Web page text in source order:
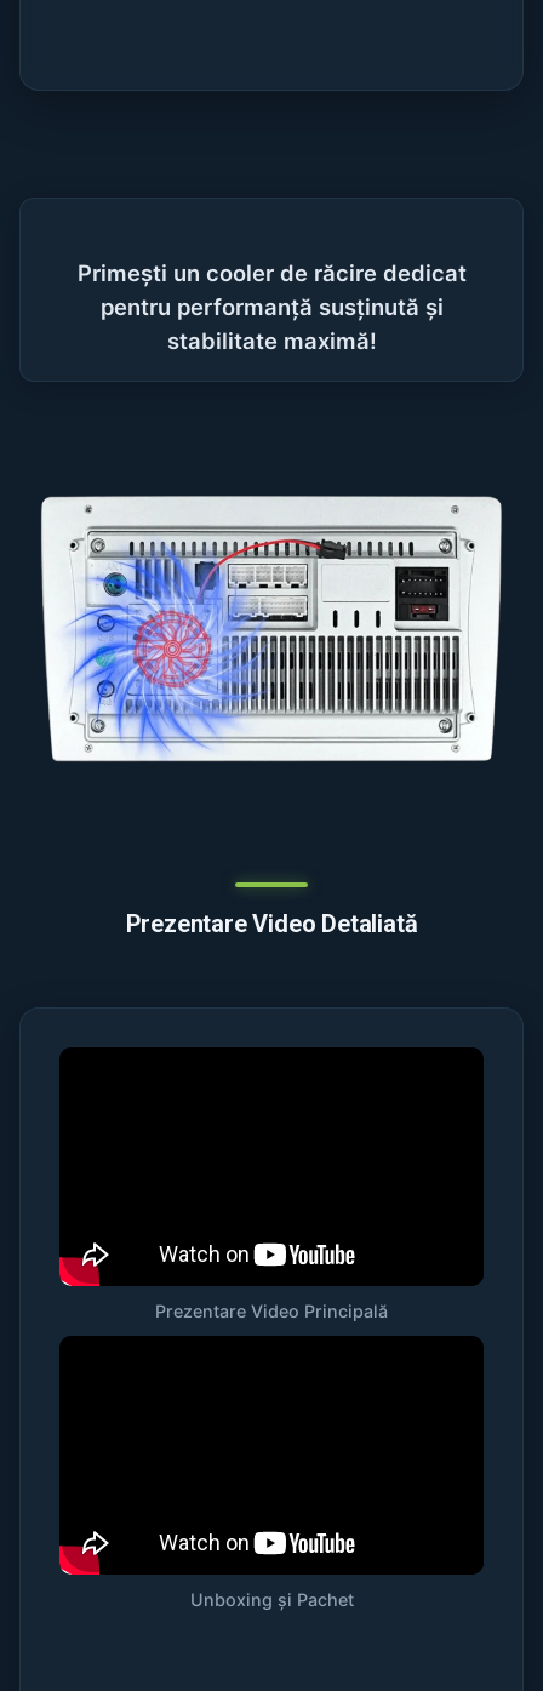
Primești un cooler de răcire dedicat
pentru performanță susținută și
stabilitate maximă!
Prezentare Video Detaliată
Prezentare Video Principală
Unboxing și Pachet